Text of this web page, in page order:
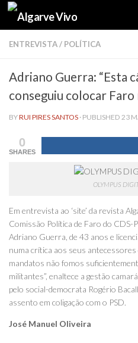
Skip to content
ENTREVISTA/ POLÍTICA
Adriano Guerra: “Esta
conseguiu colocar Faro
BYRUI PIRES SANTOS · PUBLISHED 23
0
SHARES
OLYMPUS
Em entrevista ao ‘site’ da revista
Comissão Política de Faro do CDS-
Adriano Guerra, de 43 anos e
numa crítica aos seus
mandatos não fomos
militantes”, enaltece a gestão
pelo social-democrata Rogério
assento em coligação com o PSD.
José Manuel Oliveira